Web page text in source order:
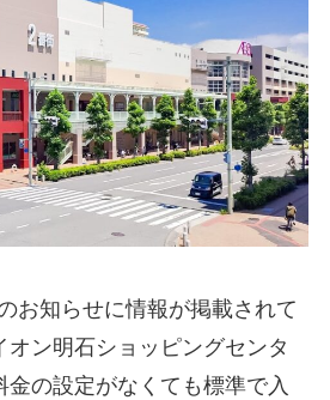
お知らせに情報が掲載されて
オン明石ショッピングセンタ
金の設定がなくても標準で入